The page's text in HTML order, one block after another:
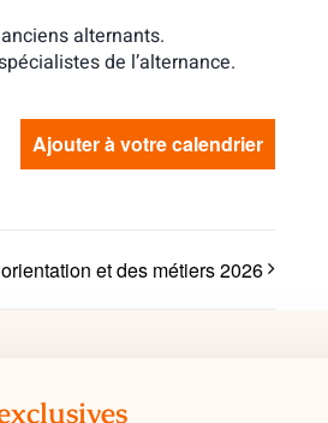
alternants.
de l’alternance.
Ajouter à votre calendrier
et des métiers 2026